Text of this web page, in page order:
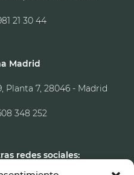
21 30 44
Madrid
Planta 7, 28046 - Madrid
348 252
redes sociales: